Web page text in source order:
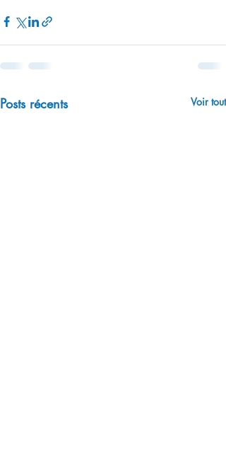
Posts récents Voir tout